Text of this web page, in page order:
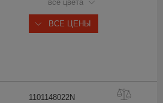
все цвета
ВСЕ ЦЕНЫ
1101148022N